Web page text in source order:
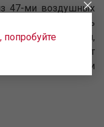
47-ми воздушных
сохранить
показателей,
программу за счет
Airbus A320 neo и